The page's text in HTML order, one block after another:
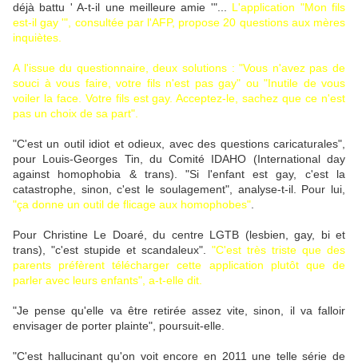
déjà battu ' A-t-il une meilleure amie '"... L'application "Mon fils
est-il gay '", consultée par l'AFP, propose 20 questions aux mères
inquiètes.
A l'issue du questionnaire, deux solutions : "Vous n'avez pas de
souci à vous faire, votre fils n'est pas gay" ou "Inutile de vous
voiler la face. Votre fils est gay. Acceptez-le, sachez que ce n'est
pas un choix de sa part".
"C'est un outil idiot et odieux, avec des questions caricaturales",
pour Louis-Georges Tin, du Comité IDAHO (International day
against homophobia & trans). "Si l'enfant est gay, c'est la
catastrophe, sinon, c'est le soulagement", analyse-t-il. Pour lui,
"ça donne un outil de flicage aux homophobes"
Pour Christine Le Doaré, du centre LGTB (lesbien, gay, bi et
trans), "c'est stupide et scandaleux". "C'est très triste que des
parents préfèrent télécharger cette application plutôt que de
parler avec leurs enfants", a-t-elle dit.
"Je pense qu'elle va être retirée assez vite, sinon, il va falloir
envisager de porter plainte", poursuit-elle.
"C'est hallucinant qu'on voit encore en 2011 une telle série de